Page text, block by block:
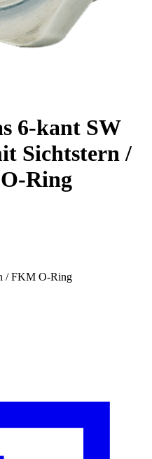
6-kant SW
Sichtstern /
Ring
/ FKM O-Ring